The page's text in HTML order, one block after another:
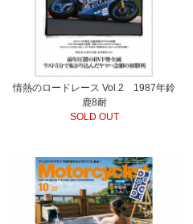
情熱のロードレース Vol.2 1987年鈴
鹿8耐
SOLD OUT